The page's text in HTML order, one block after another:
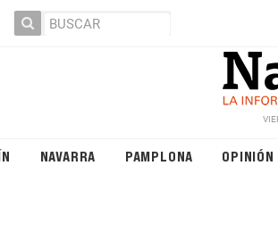
NAVARRA PAMPLONA OPINIÓN